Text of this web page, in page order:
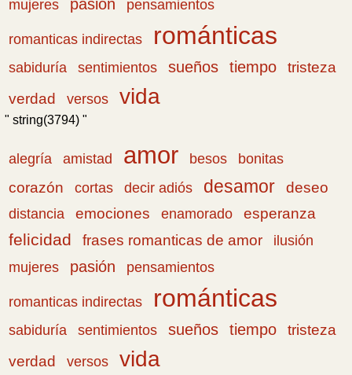
mujeres
pasión pensamientos
romanticas indirectas románticas
sabiduría sentimientos sueños tiempo
tristeza
verdad
versos vida
" string(3794) "
alegría amistad amor besos
bonitas
corazón
cortas decir adiós desamor deseo
distancia emociones enamorado esperanza
felicidad frases romanticas de amor
ilusión
mujeres
pasión pensamientos
romanticas indirectas románticas
sabiduría sentimientos sueños tiempo
tristeza
verdad
versos vida